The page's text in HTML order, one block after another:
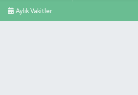
Aylık Vakitler